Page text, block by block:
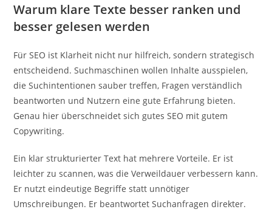
Warum klare Texte besser ranken und
besser gelesen werden
Für SEO ist Klarheit nicht nur hilfreich, sondern strategisch
entscheidend. Suchmaschinen wollen Inhalte ausspielen,
die Suchintentionen sauber treffen, Fragen verständlich
beantworten und Nutzern eine gute Erfahrung bieten.
Genau hier überschneidet sich gutes SEO mit gutem
Copywriting.
Ein klar strukturierter Text hat mehrere Vorteile. Er ist
leichter zu scannen, was die Verweildauer verbessern kann.
Er nutzt eindeutige Begriffe statt unnötiger
Umschreibungen. Er beantwortet Suchanfragen direkter.